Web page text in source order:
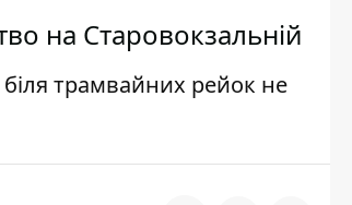
на Старовокзальній
трамвайних рейок не